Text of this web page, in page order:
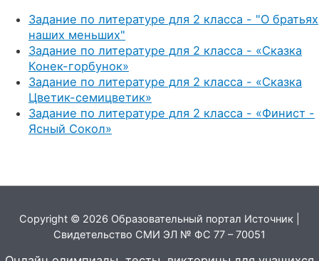
Задание по литературе для 2 класса - "О братьях
наших меньших"
Задание по литературе для 2 класса - «Сказка
Конек-горбунок»
Задание по литературе для 2 класса - «Сказка
Цветик-семицветик»
Задание по литературе для 2 класса - «Финист -
Ясный Сокол»
Copyright © 2026 Образовательный портал Источник |
Свидетельство СМИ ЭЛ № ФС 77 – 70051